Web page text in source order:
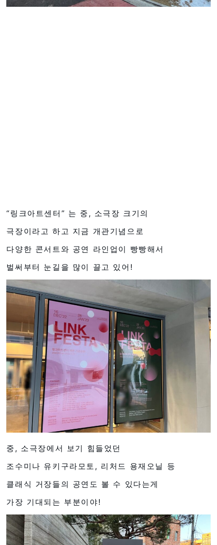
“링크아트센터” 는 중, 소극장 크기의
극장이라고 하고 지금 개관기념으로
다양한 콘서트와 공연 라인업이 빵빵해서
벌써부터 눈길을 많이 끌고 있어!
중, 소극장에서 보기 힘들었던
조수미나 유키구라모토, 리처드 용재오닐 등
클래식 거장들의 공연도 볼 수 있다는게
가장 기대되는 부분이야!